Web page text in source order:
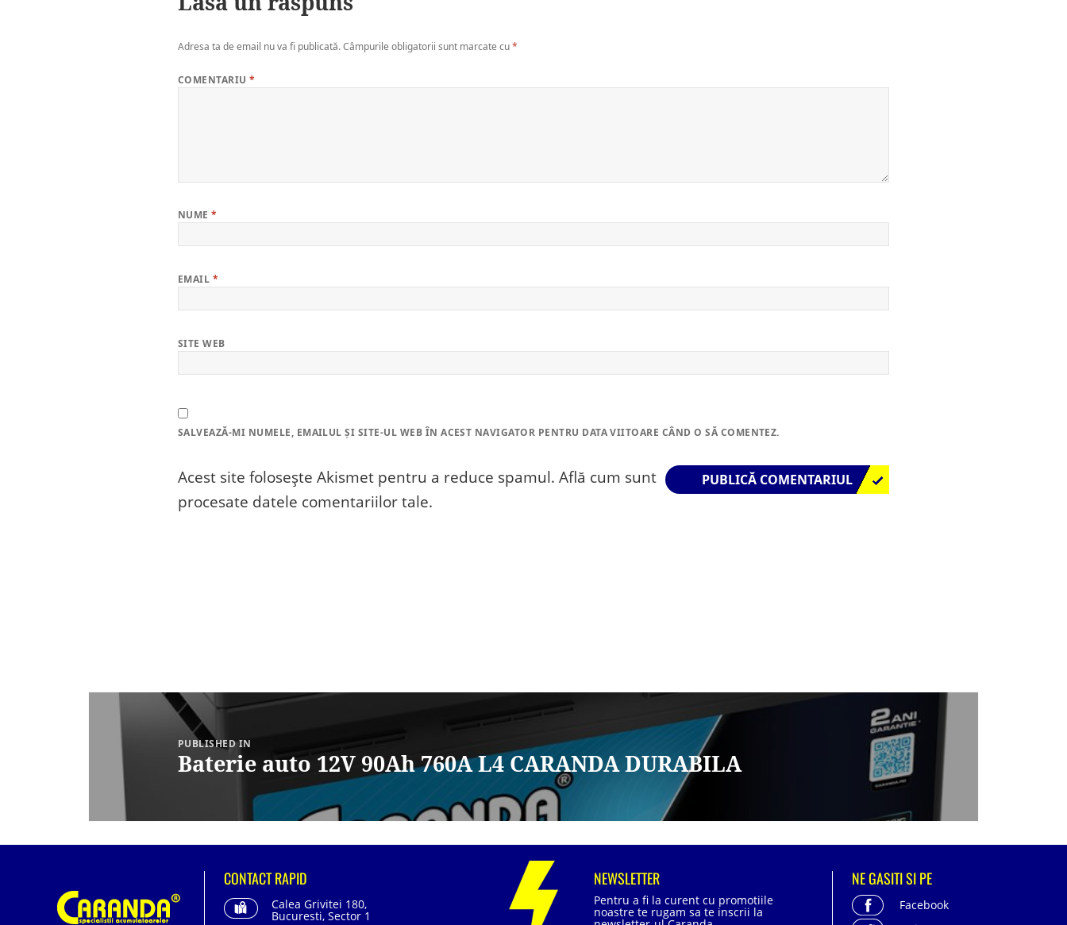
Adresa ta de email nu va fi publicată.Câmpurile obligatorii sunt marcate cu*
COMENTARIU*
NUME*
EMAIL *
SITE WEB
SALVEAZĂ-MI NUMELE, EMAILUL ȘI SITE-UL WEB ÎN ACEST NAVIGATOR PENTRU DATA VIITOARE CÂND O SĂ COMENTEZ.
Acest site folosește Akismet pentru a reduce spamul. Află cum sunt
procesate datele comentariilor tale.
PUBLISHED IN
Baterie auto 12V 90Ah 760A L4 CARANDA DURABILA
CONTACT RAPID
Calea Grivitei 180,
Bucuresti, Sector 1
NEWSLETTER
Pentru a fi la curent cu promotiile
noastre te rugam sa te inscrii la
NE GASITI SI PE
Facebook